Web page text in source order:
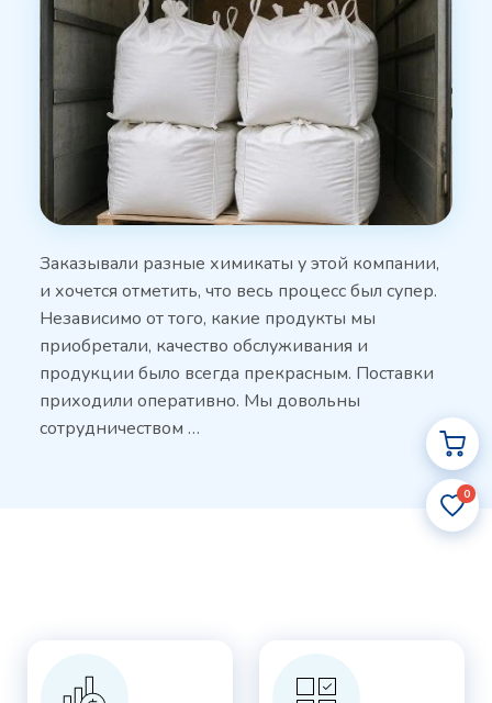
0
Заказывали разные химикаты у этой компании,
и хочется отметить, что весь процесс был супер.
Независимо от того, какие продукты мы
приобретали, качество обслуживания и
продукции было всегда прекрасным. Поставки
приходили оперативно. Мы довольны
сотрудничеством …